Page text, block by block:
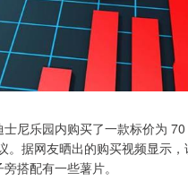
尼乐园内购买了一款标价为
。据网友晒出的购买视频显示
搭配有一些薯片。